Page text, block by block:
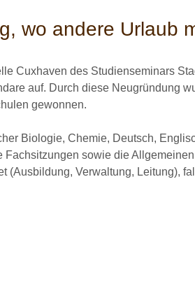
wo andere Urlaub
Cuxhaven des Studienseminars
auf. Durch diese Neugründung
gewonnen.
Biologie, Chemie, Deutsch,
sowie die
(Ausbildung, Verwaltung, Leitung),